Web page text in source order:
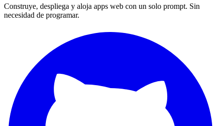
Construye, despliega y aloja apps web con un solo prompt. Sin
necesidad de programar.